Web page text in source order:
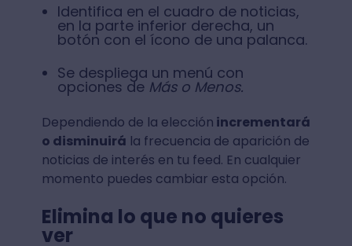
Identifica en el cuadro de noticias,
en la parte inferior derecha, un
botón con el ícono de una palanca.
Se despliega un menú con
opciones deMás o Menos.
Dependiendo de la elección incrementará
o disminuirá la frecuencia de aparición de
noticias de interés en tu feed. En cualquier
momento puedes cambiar esta opción.
Elimina lo que no quieres
ver